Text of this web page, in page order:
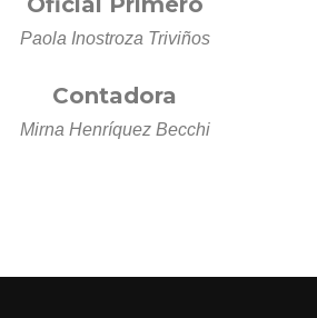
Paola Inostroza Triviños
Contadora
Mirna Henríquez Becchi